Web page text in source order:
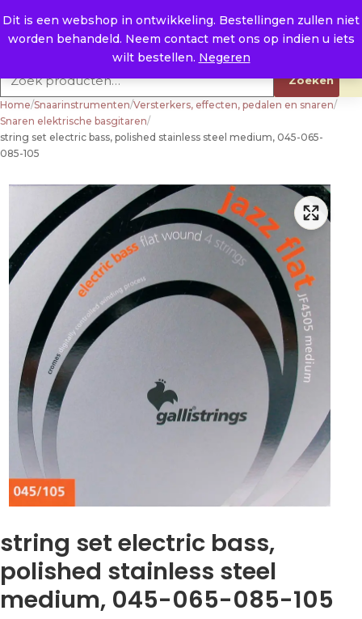
Dit is een webshop in ontwikkeling. Bestellingen zullen niet
worden behandeld. Neem contact met ons op indien u iets
wilt bestellen. Negeren
E. info@raysland.nl
Productcategorieën
Zoeken
Home/Snaarinstrumenten/Versterkers, effecten, pedalen en snaren/
Snaren elektrische basgitaren/
string set electric bass, polished stainless steel medium, 045-065-
085-105
string set electric bass,
polished stainless steel
medium, 045-065-085-105